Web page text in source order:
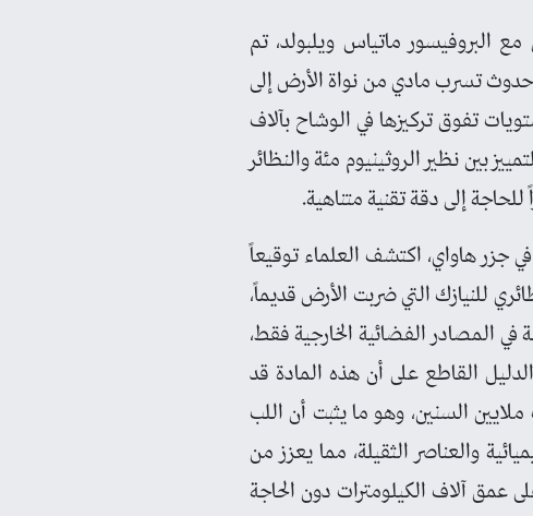
البروفيسور ماتياس ويلبولد، تم
حدوث تسرب مادي من نواة الأرض إلى
تفوق تركيزها في الوشاح بآلاف
بين نظير الروثينيوم مئة والنظائر
إلى دقة تقنية متناهية.
جزر هاواي، اكتشف العلماء توقيعاً
للنيازك التي ضربت الأرض قديماً،
المصادر الفضائية الخارجية فقط،
القاطع على أن هذه المادة قد
السنين، وهو ما يثبت أن اللب
والعناصر الثقيلة، مما يعزز من
عمق آلاف الكيلومترات دون الحاجة